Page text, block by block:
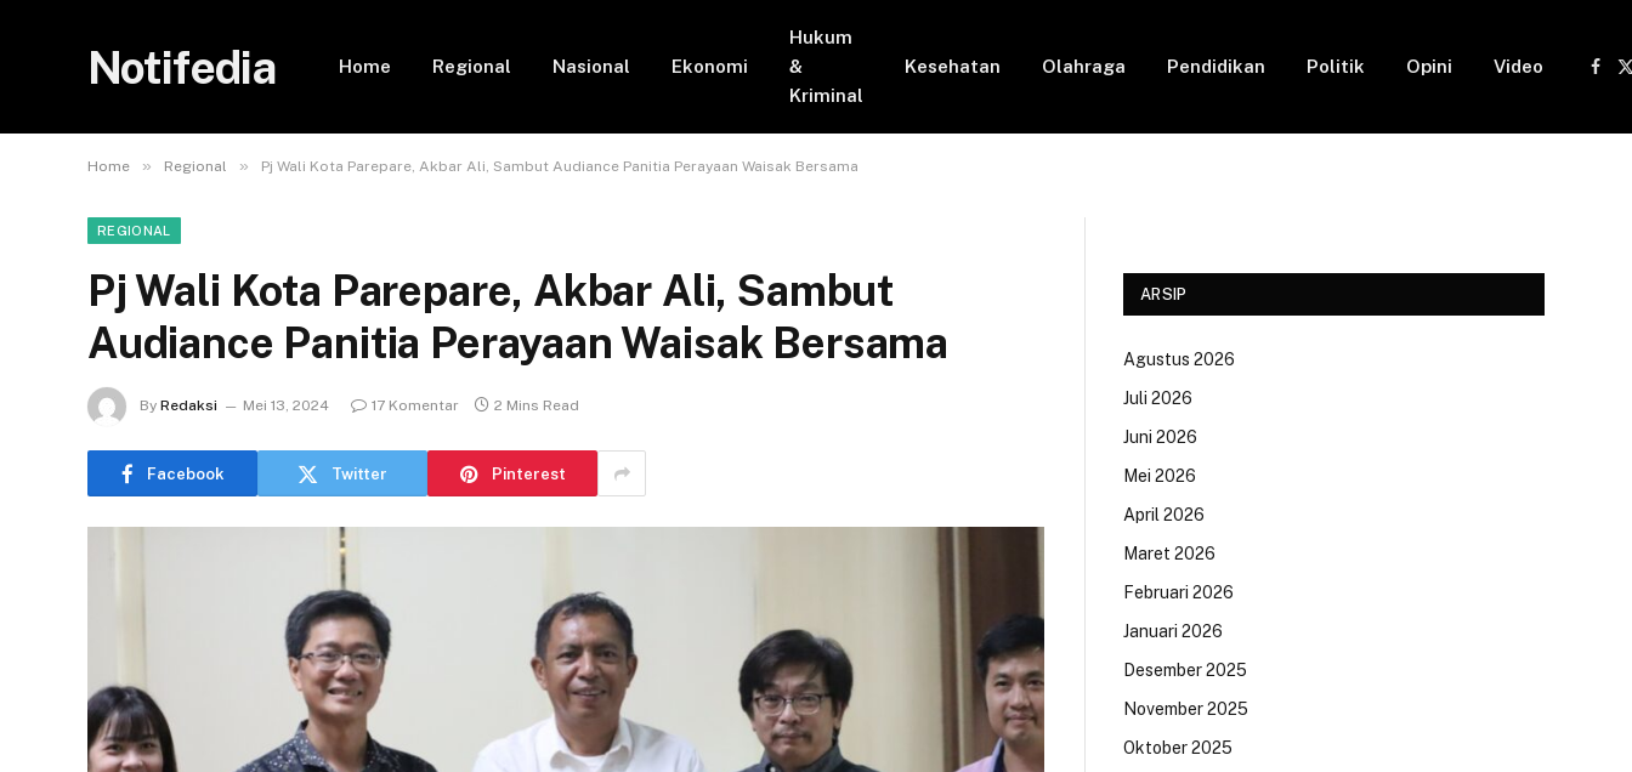
Notifedia Home Regional Nasional Ekonomi
Hukum
&
Kriminal
Kesehatan Olahraga Pendidikan Politik Opini Video
Home » Regional » Pj Wali Kota Parepare, Akbar Ali, Sambut Audiance Panitia Perayaan Waisak Bersama
REGIONAL
Pj Wali Kota Parepare, Akbar Ali, Sambut
Audiance Panitia Perayaan Waisak Bersama
By Redaksi Mei 13, 2024 17 Komentar 2 Mins Read
Facebook Twitter Pinterest
ARSIP
Agustus 2026
Juli 2026
Juni 2026
Mei 2026
April 2026
Maret 2026
Februari 2026
Januari 2026
Desember 2025
November 2025
Oktober 2025